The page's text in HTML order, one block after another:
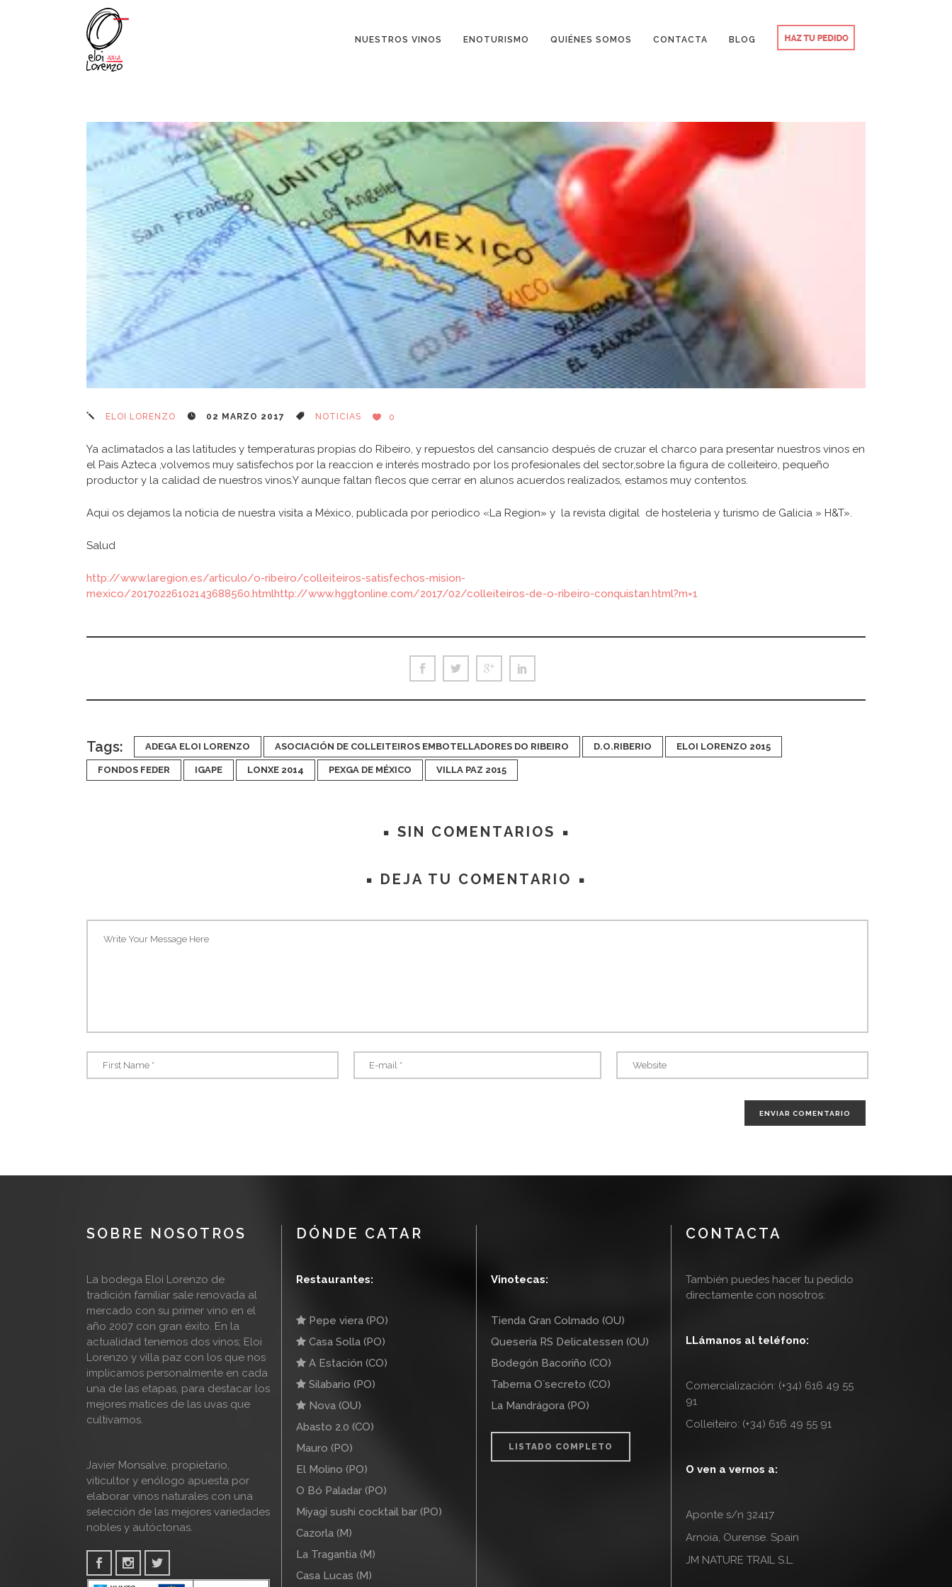
NUESTROS VINOS ENOTURISMO QUIÉNES SOMOS CONTACTA BLOG
ELOI LORENZO 02 MARZO 2017 NOTICIAS 0
Ya aclimatados a las latitudes y temperaturas propias do Ribeiro, y repuestos del cansancio después de cruzar el charco para presentar nuestros vinos en
el Pais Azteca ,volvemos muy satisfechos por la reaccion e interés mostrado por los profesionales del sector,sobre la figura de colleiteiro, pequeño
productor y la calidad de nuestros vinos.Y aunque faltan flecos que cerrar en alunos acuerdos realizados, estamos muy contentos.
Aqui os dejamos la noticia de nuestra visita a México, publicada por periodico «La Region» y la revista digital de hosteleria y turismo de Galicia » H&T».
Salud
http://www.laregion.es/articulo/o-ribeiro/colleiteiros-satisfechos-mision-
mexico/20170226102143688560.htmlhttp://www.hggtonline.com/2017/02/colleiteiros-de-o-ribeiro-conquistan.html?m=1
Tags: ADEGA ELOI LORENZO ASOCIACIÓN DE COLLEITEIROS EMBOTELLADORES DO RIBEIRO D.O.RIBERIO ELOI LORENZO 2015
FONDOS FEDER IGAPE LONXE 2014 PEXGA DE MÉXICO VILLA PAZ 2015
SIN COMENTARIOS
DEJA TU COMENTARIO
SOBRE NOSOTROS
La bodega Eloi Lorenzo de
tradición familiar sale renovada al
mercado con su primer vino en el
año 2007 con gran éxito. En la
actualidad tenemos dos vinos; Eloi
Lorenzo y villa paz con los que nos
implicamos personalmente en cada
una de las etapas, para destacar los
mejores matices de las uvas que
cultivamos.
Javier Monsalve, propietario,
viticultor y enólogo apuesta por
elaborar vinos naturales con una
selección de las mejores variedades
nobles y autóctonas.
DÓNDE CATAR
Restaurantes:
Pepe viera (PO)
Casa Solla (PO)
A Estación (CO)
Silabario (PO)
Nova (OU)
Abasto 2.0 (CO)
Mauro (PO)
El Molino (PO)
O Bó Paladar (PO)
Miyagi sushi cocktail bar (PO)
Cazorla (M)
La Tragantia (M)
Casa Lucas (M)
Vinotecas:
Tienda Gran Colmado (OU)
Quesería RS Delicatessen (OU)
Bodegón Bacoriño (CO)
Taberna O`secreto (CO)
La Mandrágora (PO)
LISTADO COMPLETO
CONTACTA
También puedes hacer tu pedido
directamente con nosotros:
LLámanos al teléfono:
Comercialización: (+34) 616 49 55
91
Colleiteiro: (+34) 616 49 55 91
O ven a vernos a:
Aponte s/n 32417
Arnoia, Ourense. Spain
JM NATURE TRAIL S.L.